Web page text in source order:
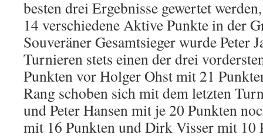
besten drei Ergebnisse gewertet
14 verschiedene Aktive Punkte in der
Souveräner Gesamtsieger wurde Peter
Turnieren stets einen der drei
Punkten vor Holger Ohst mit 21
Rang schoben sich mit dem letzten
und Peter Hansen mit je 20 Punkten
mit 16 Punkten und Dirk Visser mit 10